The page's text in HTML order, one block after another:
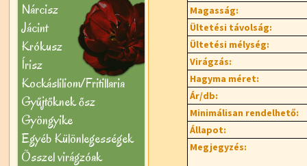
Nárcisz
Jácint
Krókusz
Írisz
Kockásliliom/Fritillaria
Gyűjtőknek ősz
Gyöngyike
Egyéb Különlegességek
Õsszel virágzóak
Magasság:
Ültetési távolság:
Ültetési mélység:
Virágzás:
Hagyma méret:
Ár/db:
Minimálisan rendelhető:
Állapot:
Megjegyzés: